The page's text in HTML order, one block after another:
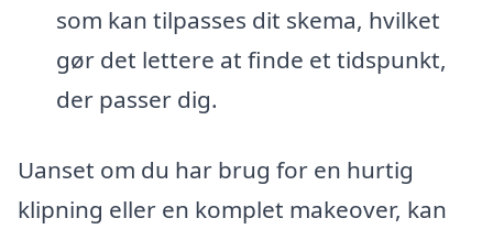
som kan tilpasses dit skema, hvilket
gør det lettere at finde et tidspunkt,
der passer dig.
Uanset om du har brug for en hurtig
klipning eller en komplet makeover, kan